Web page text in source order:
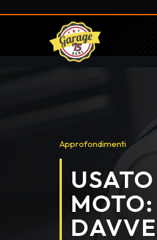
Approfondimenti